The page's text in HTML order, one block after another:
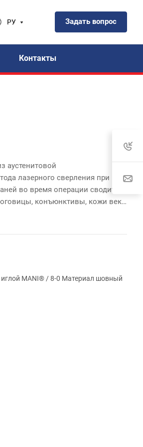
РУ Задать вопрос
Контакты
аустенитовой
лазерного сверления при
во время операции сводится
конъюнктивы, кожи век.
MANI® / 8-0 Материал шовный